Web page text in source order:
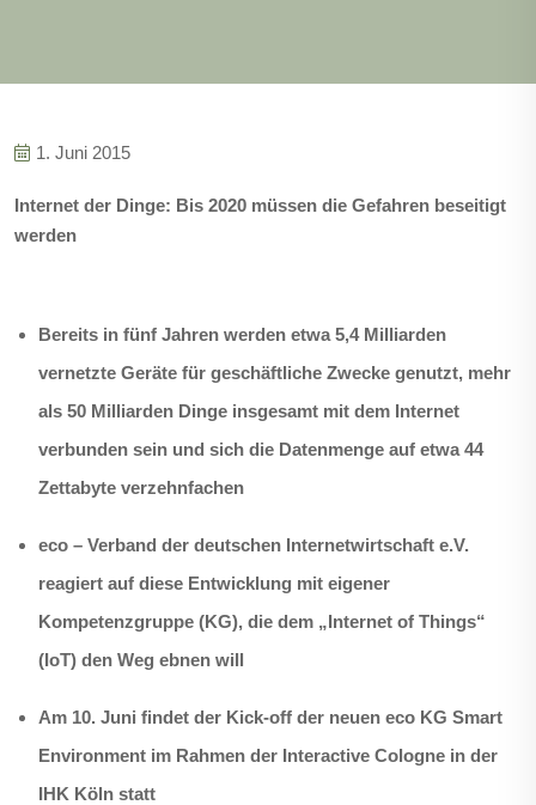
1. Juni 2015
Internet der Dinge: Bis 2020 müssen die Gefahren beseitigt
werden
Bereits in fünf Jahren werden etwa 5,4 Milliarden
vernetzte Geräte für geschäftliche Zwecke genutzt, mehr
als 50 Milliarden Dinge insgesamt mit dem Internet
verbunden sein und sich die Datenmenge auf etwa 44
Zettabyte verzehnfachen
eco – Verband der deutschen Internetwirtschaft e.V.
reagiert auf diese Entwicklung mit eigener
Kompetenzgruppe (KG), die dem „Internet of Things“
(IoT) den Weg ebnen will
Am 10. Juni findet der Kick-off der neuen eco KG Smart
Environment im Rahmen der Interactive Cologne in der
IHK Köln statt